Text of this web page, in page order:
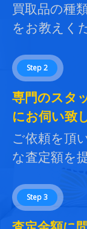
買取品の種
をお教えく
Step 2
専門のスタ
にお伺い致
ご依頼を頂
な査定額を
Step 3